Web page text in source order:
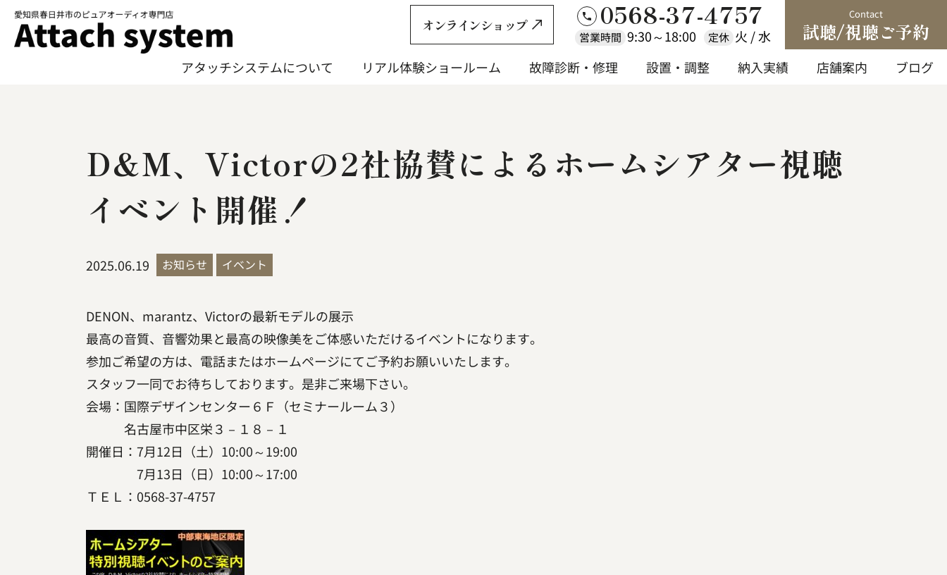
オンラインショップ 0568-37-4757
営業時間 9:30～18:00 定休 火 / 水
Contact
試聴/視聴ご予約
アタッチシステムについて
リアル体験ショールーム
故障診断・修理
設置・調整
納入実績
店舗案内
ブログ
D&M、Victorの2社協賛によるホームシアター視聴
イベント開催！
2025.06.19 お知らせ イベント
DENON、marantz、Victorの最新モデルの展示
最高の音質、音響効果と最高の映像美をご体感いただけるイベントになります。
参加ご希望の方は、電話またはホームページにてご予約お願いいたします。
スタッフ一同でお待ちしております。是非ご来場下さい。
会場：国際デザインセンター６Ｆ（セミナールーム３）
名古屋市中区栄３－１８－１
開催日：7月12日（土）10:00～19:00
7月13日（日）10:00～17:00
ＴＥＬ：0568-37-4757